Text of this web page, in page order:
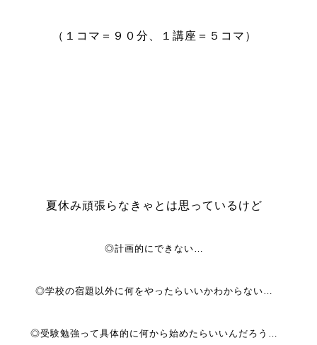
（１コマ＝９０分、１講座＝５コマ）
夏休み頑張らなきゃとは思っているけど
◎計画的にできない…
◎学校の宿題以外に何をやったらいいかわからない…
◎受験勉強って具体的に何から始めたらいいんだろう…